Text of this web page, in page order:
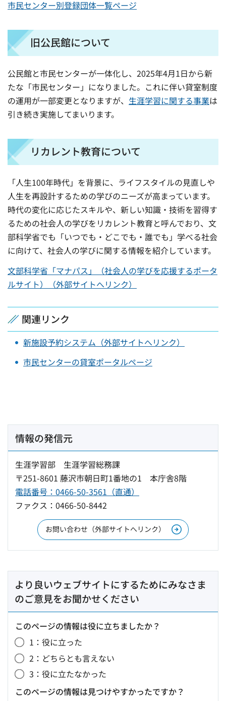
市民センター別登録団体一覧ページ
旧公民館について
公民館と市民センターが一体化し、2025年4月1日から新
たな「市民センター」になりました。これに伴い貸室制度
の運用が一部変更となりますが、 生涯学習に関する事業は
引き続き実施してまいります。
リカレント教育について
「人生100年時代」を背景に、ライフスタイルの見直しや
人生を再設計するための学びのニーズが高まっています。
時代の変化に応じたスキルや、新しい知識・技術を習得す
るための社会人の学びをリカレント教育と呼んでおり、文
部科学省でも「いつでも・どこでも・誰でも」学べる社会
に向けて、社会人の学びに関する情報を紹介しています。
文部科学省「マナパス」（社会人の学びを応援するポータ
ルサイト）（外部サイトへリンク）
関連リンク
新施設予約システム（外部サイトへリンク）
市民センターの貸室ポータルページ
情報の発信元
生涯学習部 生涯学習総務課
〒251-8601 藤沢市朝日町1番地の1 本庁舎8階
電話番号：0466-50-3561（直通）
ファクス：0466-50-8442
お問い合わせ（外部サイトへリンク）
より良いウェブサイトにするためにみなさま
のご意見をお聞かせください
このページの情報は役に立ちましたか？
1：役に立った
2：どちらとも言えない
3：役に立たなかった
このページの情報は見つけやすかったですか？